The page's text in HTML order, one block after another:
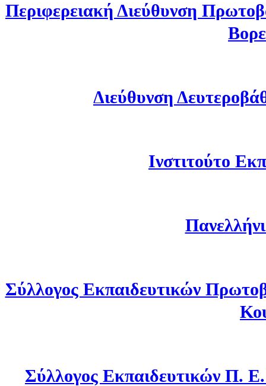
Περιφερειακή Διεύθυνση
Διεύθυνση
Ινστιτούτο
Σύλλογος Εκπαιδευτικών
Σύλλογος Εκπαιδευτικών Π.